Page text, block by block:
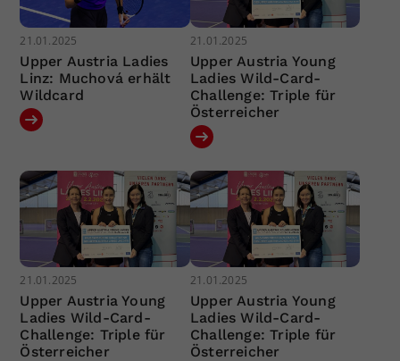
21.01.2025
Upper Austria Ladies
Linz: Muchová erhält
Wildcard
21.01.2025
Upper Austria Young
Ladies Wild-Card-
Challenge: Triple für
Österreicher
21.01.2025
Upper Austria Young
Ladies Wild-Card-
Challenge: Triple für
Österreicher
21.01.2025
Upper Austria Young
Ladies Wild-Card-
Challenge: Triple für
Österreicher